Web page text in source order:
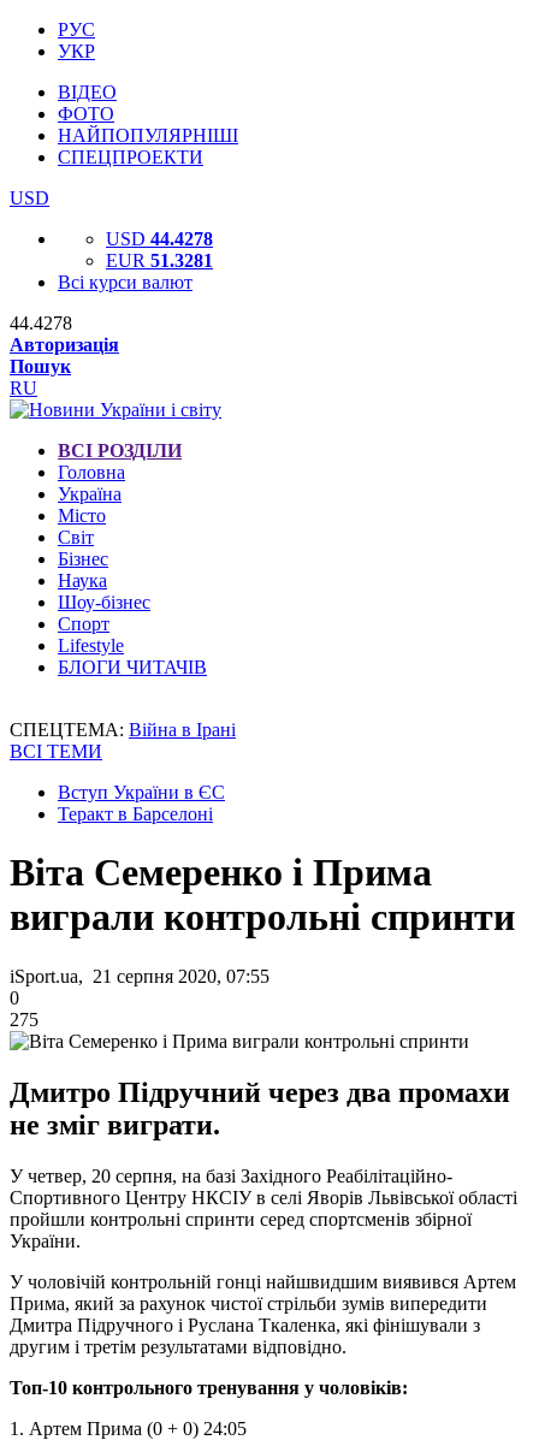
РУС
УКР
ВІДЕО
ФОТО
НАЙПОПУЛЯРНІШІ
СПЕЦПРОЕКТИ
USD
USD 44.4278
EUR 51.3281
Всі курси валют
44.4278
Авторизація
Пошук
RU
ВСІ РОЗДІЛИ
Головна
Україна
Місто
Світ
Бізнес
Наука
Шоу-бізнес
Спорт
Lifestyle
БЛОГИ ЧИТАЧІВ
СПЕЦТЕМА: Війна в Ірані
ВСІ ТЕМИ
Вступ України в ЄС
Теракт в Барселоні
Віта Семеренко і Прима
виграли контрольні спринти
iSport.ua, 21 серпня 2020, 07:55
0
275
Дмитро Підручний через два промахи
не зміг виграти.
У четвер, 20 серпня, на базі Західного Реабілітаційно-
Спортивного Центру НКСІУ в селі Яворів Львівської області
пройшли контрольні спринти серед спортсменів збірної
України.
У чоловічій контрольній гонці найшвидшим виявився Артем
Прима, який за рахунок чистої стрільби зумів випередити
Дмитра Підручного і Руслана Ткаленка, які фінішували з
другим і третім результатами відповідно.
Топ-10 контрольного тренування у чоловіків:
1. Артем Прима (0 + 0) 24:05